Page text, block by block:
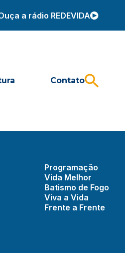
a rádio REDEVIDA
Contato
Programação
Vida Melhor
Batismo de Fogo
Viva a Vida
Frente a Frente